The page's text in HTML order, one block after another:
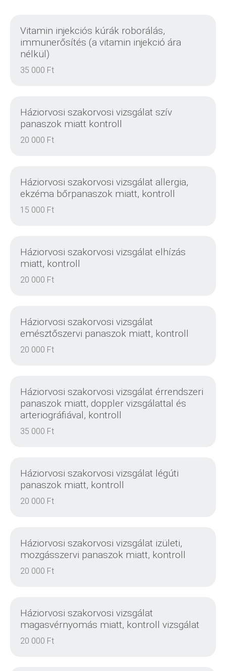
Vitamin injekciós kúrák roborálás,
immunerősítés (a vitamin injekció ára
nélkül)
35 000 Ft
Háziorvosi szakorvosi vizsgálat szív
panaszok miatt kontroll
20 000 Ft
Háziorvosi szakorvosi vizsgálat allergia,
ekzéma bőrpanaszok miatt, kontroll
15 000 Ft
Háziorvosi szakorvosi vizsgálat elhízás
miatt, kontroll
20 000 Ft
Háziorvosi szakorvosi vizsgálat
emésztőszervi panaszok miatt, kontroll
20 000 Ft
Háziorvosi szakorvosi vizsgálat érrendszeri
panaszok miatt, doppler vizsgálattal és
arteriográfiával, kontroll
35 000 Ft
Háziorvosi szakorvosi vizsgálat légúti
panaszok miatt, kontroll
20 000 Ft
Háziorvosi szakorvosi vizsgálat izületi,
mozgásszervi panaszok miatt, kontroll
20 000 Ft
Háziorvosi szakorvosi vizsgálat
magasvérnyomás miatt, kontroll vizsgálat
20 000 Ft